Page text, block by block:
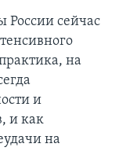
России сейчас
на
и
и как
на